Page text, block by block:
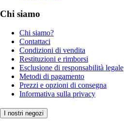
Chi siamo
Chi siamo?
Contattaci
Condizioni di vendita
Restituzioni e rimborsi
Esclusione di responsabilità legale
Metodi di pagamento
Prezzi e opzioni di consegna
Informativa sulla privacy
I nostri negozi